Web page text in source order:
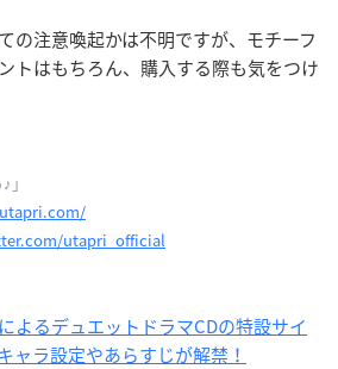
の注意喚起かは不明ですが、モチーフ
トはもちろん、購入する際も気をつけ
utapri_official
よるデュエットドラマCDの特設サイ
ャラ設定やあらすじが解禁！